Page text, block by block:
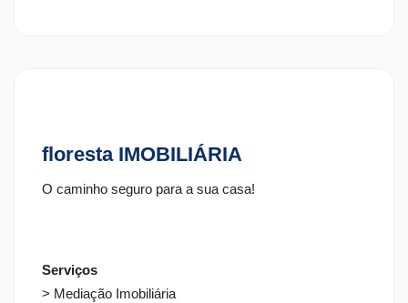
floresta IMOBILIÁRIA
O caminho seguro para a sua casa!
Serviços
> Mediação Imobiliária